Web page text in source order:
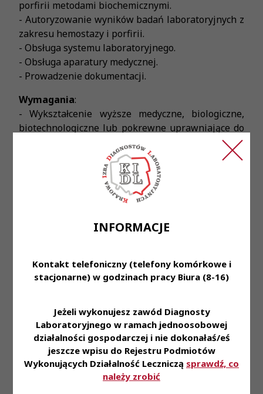
INFORMACJE
Kontakt telefoniczny (telefony komórkowe i
stacjonarne) w godzinach pracy Biura (8-16)
Jeżeli wykonujesz zawód Diagnosty
Laboratoryjnego w ramach jednoosobowej
działalności gospodarczej i nie dokonałaś/eś
jeszcze wpisu do Rejestru Podmiotów
Wykonujących Działalność Leczniczą sprawdź, co
należy zrobić
porfirii metodami biochemicznymi.
- Autoryzowanie wyników badań laboratoryjnych z
zakresu hemostazy i porfirii.
- Obsługa systemu laboratoryjnego.
- Obsługa aparatury medycznej.
- Prowadzenie dokumentacji.
Wymagania:
- Wykształcenie wyższe medyczne, biologiczne,
biotechnologiczne lub pokrewne uprawniające do
wykonywania czynności medycyny laboratoryjnej.
- Czynne prawo wykonywania zawodu diagnosty
laboratoryjnego (PWZDL).
- Znajomość technik biologii molekularnej
wymienionych powyżej.
- Komunikatywność i umiejętność pracy w zespole.
- Umiejętność obsługi komputera (Word, Excel,
Internet).
podstawowym.
Mile widziane:
- Doświadczenie zawodowe w laboratorium o
podobnym profilu z wykorzystaniem
wymienionych metod biologii molekularnej.